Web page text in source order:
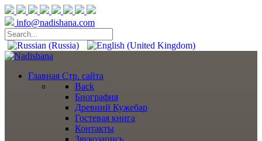
info@nadishana.com
Главная Стр. сайта
Back
Биография
Древний Кужебар
Гостевая книга
Контакты
Звукозапись